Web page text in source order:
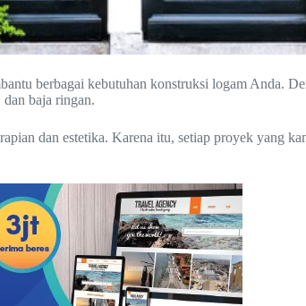
berbagai kebutuhan konstruksi logam Anda.
baja ringan.
dan estetika. Karena itu, setiap proyek yang